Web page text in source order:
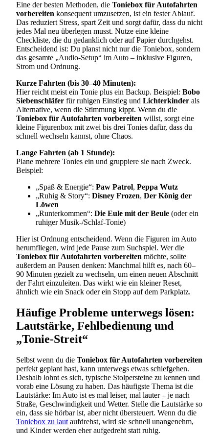
Eine der besten Methoden, die Toniebox für Autofahrten
vorbereiten konsequent umzusetzen, ist ein fester Ablauf.
Das reduziert Stress, spart Zeit und sorgt dafür, dass du nicht
jedes Mal neu überlegen musst. Nutze eine kleine
Checkliste, die du gedanklich oder auf Papier durchgehst.
Entscheidend ist: Du planst nicht nur die Toniebox, sondern
das gesamte „Audio-Setup“ im Auto – inklusive Figuren,
Strom und Ordnung.
Kurze Fahrten (bis 30–40 Minuten):
Hier reicht meist ein Tonie plus ein Backup. Beispiel: Bobo
Siebenschläfer für ruhigen Einstieg und Lichterkinder als
Alternative, wenn die Stimmung kippt. Wenn du die
Toniebox für Autofahrten vorbereiten willst, sorgt eine
kleine Figurenbox mit zwei bis drei Tonies dafür, dass du
schnell wechseln kannst, ohne Chaos.
Lange Fahrten (ab 1 Stunde):
Plane mehrere Tonies ein und gruppiere sie nach Zweck.
Beispiel:
„Spaß & Energie“: Paw Patrol, Peppa Wutz
„Ruhig & Story“: Disney Frozen, Der König der
Löwen
„Runterkommen“: Die Eule mit der Beule (oder ein
ruhiger Musik-/Schlaf-Tonie)
Hier ist Ordnung entscheidend. Wenn die Figuren im Auto
herumfliegen, wird jede Pause zum Suchspiel. Wer die
Toniebox für Autofahrten vorbereiten möchte, sollte
außerdem an Pausen denken: Manchmal hilft es, nach 60–
90 Minuten gezielt zu wechseln, um einen neuen Abschnitt
der Fahrt einzuleiten. Das wirkt wie ein kleiner Reset,
ähnlich wie ein Snack oder ein Stopp auf dem Parkplatz.
Häufige Probleme unterwegs lösen:
Lautstärke, Fehlbedienung und
„Tonie-Streit“
Selbst wenn du die Toniebox für Autofahrten vorbereiten
perfekt geplant hast, kann unterwegs etwas schiefgehen.
Deshalb lohnt es sich, typische Stolpersteine zu kennen und
vorab eine Lösung zu haben. Das häufigste Thema ist die
Lautstärke: Im Auto ist es mal leiser, mal lauter – je nach
Straße, Geschwindigkeit und Wetter. Stelle die Lautstärke so
ein, dass sie hörbar ist, aber nicht übersteuert. Wenn du die
Toniebox zu laut aufdrehst, wird sie schnell unangenehm,
und Kinder werden eher aufgedreht statt ruhig.